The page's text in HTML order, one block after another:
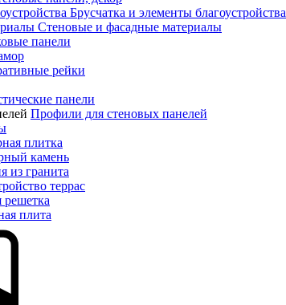
Брусчатка и элементы благоустройства
Стеновые и фасадные материалы
панели
рейки
панели
Профили для стеновых панелей
плитка
камень
из гранита
террас
решетка
плита